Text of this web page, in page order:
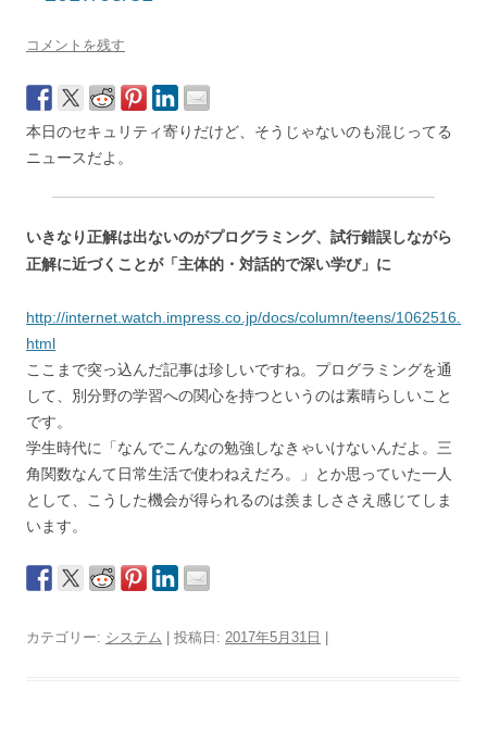
コメントを残す
本日のセキュリティ寄りだけど、そうじゃないのも混じってる
ニュースだよ。
いきなり正解は出ないのがプログラミング、試行錯誤しながら
正解に近づくことが「主体的・対話的で深い学び」に
http://internet.watch.impress.co.jp/docs/column/teens/1062516.
html
ここまで突っ込んだ記事は珍しいですね。プログラミングを通
して、別分野の学習への関心を持つというのは素晴らしいこと
です。
学生時代に「なんでこんなの勉強しなきゃいけないんだよ。三
角関数なんて日常生活で使わねえだろ。」とか思っていた一人
として、こうした機会が得られるのは羨ましささえ感じてしま
います。
カテゴリー: システム | 投稿日: 2017年5月31日